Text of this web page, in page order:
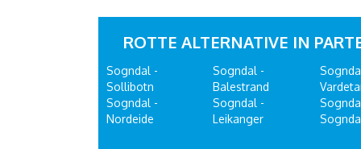
ROTTE ALTERNATIVE IN
Sogndal -
Sollibotn
Sogndal -
Nordeide
Sogndal -
Balestrand
Sogndal -
Leikanger